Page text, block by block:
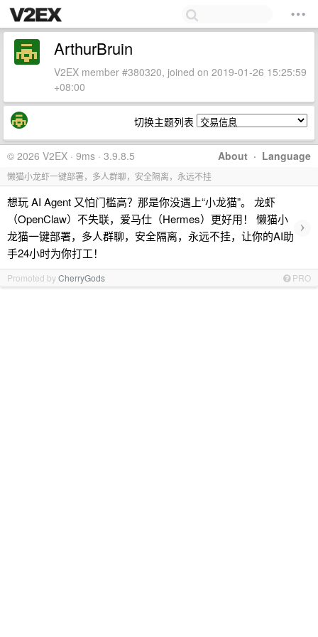
ArthurBruin
V2EX member #380320, joined on 2019-01-26 15:25:59
+08:00
切换主题列表
About · Language
© 2026 V2EX · 9ms · 3.9.8.5
懒猫小龙虾一键部署，多人群聊，安全隔离，永远不挂
想玩 AI Agent 又怕门槛高？那是你没遇上“小龙猫”。 龙虾
（OpenClaw）不失联，爱马仕（Hermes）更好用！ 懒猫小
龙猫一键部署，多人群聊，安全隔离，永远不挂，让你的AI助
手24小时为你打工！
›
Promoted byCherryGods PRO